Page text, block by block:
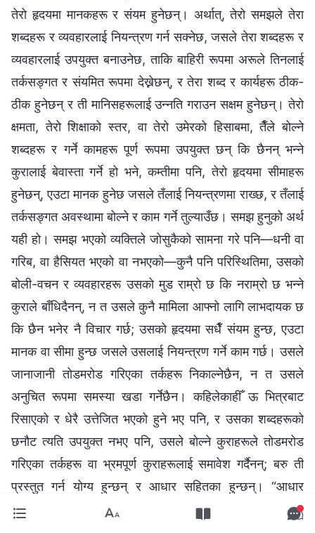
तेरो हृदयमा मानकहरू र संयम हुनेछन्। अर्थात्, तेरो समझले तेरा
शब्दहरू र व्यवहारलाई नियन्त्रण गर्न सक्नेछ, जसले तेरा शब्दहरू र
व्यवहारलाई उपयुक्त बनाउनेछ, ताकि बाहिरी रूपमा अरूले तिनलाई
तर्कसङ्गत र संयमित रूपमा देख्नेछन्, र तेरा शब्द र कार्यहरू ठीक-
ठीक हुनेछन् र ती मानिसहरूलाई उन्नति गराउन सक्षम हुनेछन्। तेरो
क्षमता, तेरो शिक्षाको स्तर, वा तेरो उमेरको हिसाबमा, तैँले बोल्ने
शब्दहरू र गर्ने कामहरू पूर्ण रूपमा उपयुक्त छन् कि छैनन् भन्‍ने
कुरालाई बेवास्ता गर्ने हो भने, कम्तीमा पनि, तेरो हृदयमा सीमाहरू
हुनेछन्, एउटा मानक हुनेछ जसले तँलाई नियन्त्रणमा राख्छ, र तँलाई
तर्कसङ्गत अवस्थामा बोल्ने र काम गर्ने तुल्याउँछ। समझ हुनुको अर्थ
यही हो। समझ भएको व्यक्तिले जोसुकैको सामना गरे पनि—धनी वा
गरिब, वा हैसियत भएको वा नभएको—कुनै पनि परिस्थितिमा, उसको
बोली-वचन र व्यवहारहरू उसको मुड राम्रो छ कि नराम्रो छ भन्‍ने
कुराले बाँधिदैनन्, न त उसले कुनै मामिला आफ्नो लागि लाभदायक छ
कि छैन भनेर नै विचार गर्छ; उसको हृदयमा सधैँ संयम हुन्छ, एउटा
मानक वा सीमा हुन्छ जसले उसलाई नियन्त्रण गर्ने काम गर्छ। उसले
जानाजानी तोडमरोड गरिएका तर्कहरू निकाल्नेछैन, न त उसले
अनुचित रूपमा समस्या खडा गर्नेछैन। कहिलेकाहीँ ऊ भित्रबाट
रिसाएको र धेरै उत्तेजित भएको हुने भए पनि, र उसका शब्दहरूको
छनौट त्यति उपयुक्त नभए पनि, उसले बोल्ने कुराहरूले तोडमरोड
गरिएका तर्कहरू वा भ्रमपूर्ण कुराहरूलाई समावेश गर्दैनन्; बरु ती
प्रस्तुत गर्न योग्य हुन्छन् र आधार सहितका हुन्छन्। “आधार
सहितका” को अर्थ के हो? यसको अर्थ उसले भनेको कुरा